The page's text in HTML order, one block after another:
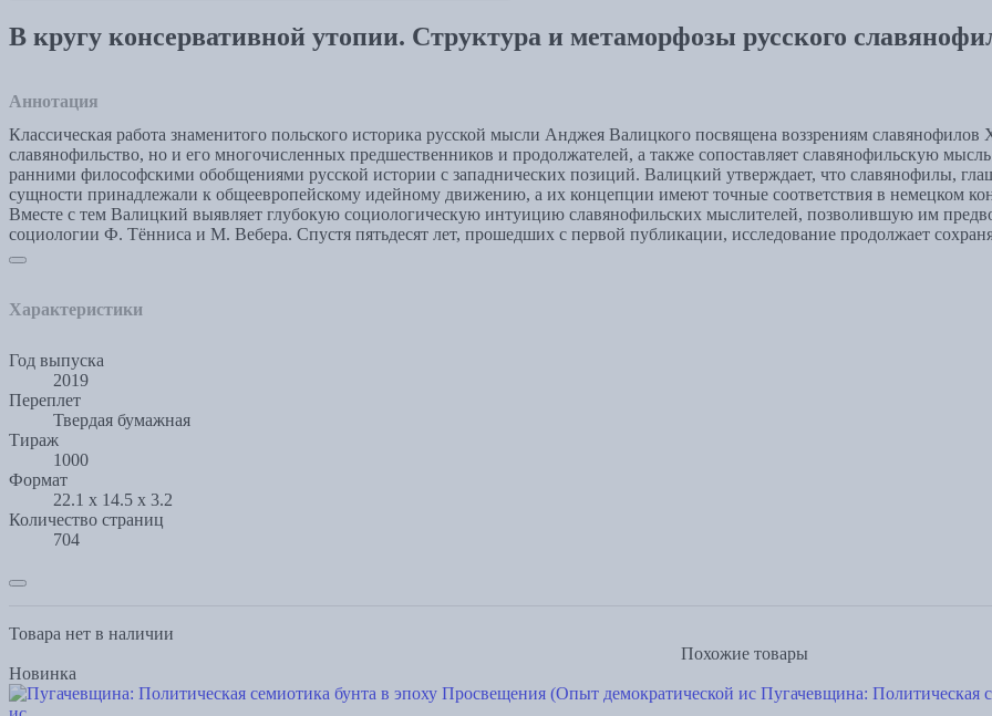
В кругу консервативной утопии. Структура и метаморфозы русского
Аннотация
Классическая работа знаменитого польского историка русской мысли Анджея Валицкого посвящена воззрениям славянофилов
славянофильство, но и его многочисленных предшественников и продолжателей, а также сопоставляет славянофильскую
ранними философскими обобщениями русской истории с западнических позиций. Валицкий утверждает, что славянофилы,
сущности принадлежали к общеевропейскому идейному движению, а их концепции имеют точные соответствия в немецком
Вместе с тем Валицкий выявляет глубокую социологическую интуицию славянофильских мыслителей, позволившую им
социологии Ф. Тённиса и М. Вебера. Спустя пятьдесят лет, прошедших с первой публикации, исследование продолжает
Характеристики
Год выпуска
2019
Переплет
Твердая бумажная
Тираж
1000
Формат
22.1 x 14.5 x 3.2
Количество страниц
704
Товара нет в наличии
Похожие товары
Новинка
Пугачевщина: Политическая